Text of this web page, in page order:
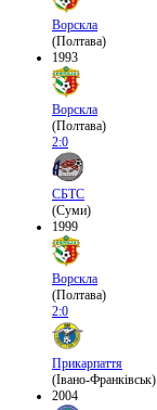
Ворскла
(Полтава)
1993
Ворскла
(Полтава)
2:0
СБТС
(Суми)
1999
Ворскла
(Полтава)
2:0
Прикарпаття
(Івано-Франківськ)
2004